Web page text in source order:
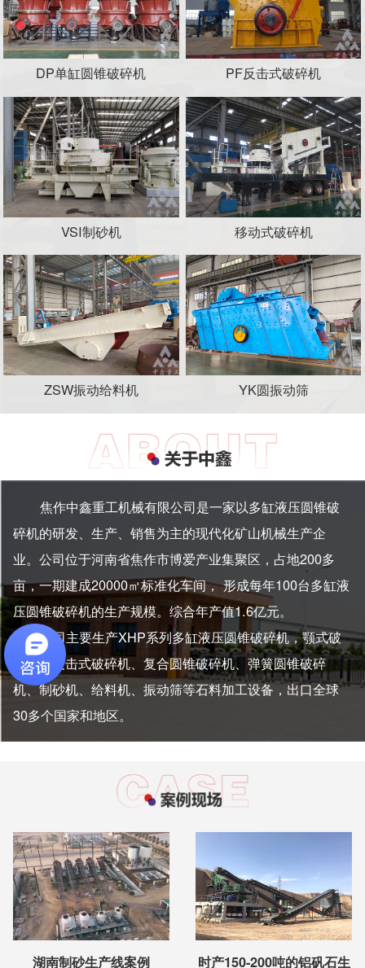
DP单缸圆锥破碎机 PF反击式破碎机
VSI制砂机 移动式破碎机
ZSW振动给料机 YK圆振动筛
焦作中鑫重工机械有限公司是一家以多缸液压圆锥破
碎机的研发、生产、销售为主的现代化矿山机械生产企
业。公司位于河南省焦作市博爱产业集聚区，占地200多
亩，一期建成20000㎡标准化车间， 形成每年100台多缸液
压圆锥破碎机的生产规模。综合年产值1.6亿元。
公司主要生产XHP系列多缸液压圆锥破碎机，颚式破
碎机、反击式破碎机、复合圆锥破碎机、弹簧圆锥破碎
机、制砂机、给料机、振动筛等石料加工设备，出口全球
30多个国家和地区。
湖南制砂生产线案例
时产150-200吨的铝矾石生